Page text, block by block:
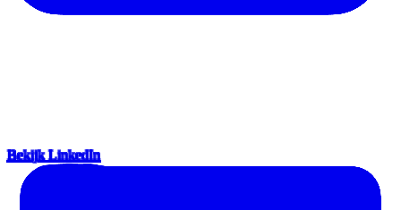
Bekijk LinkedIn